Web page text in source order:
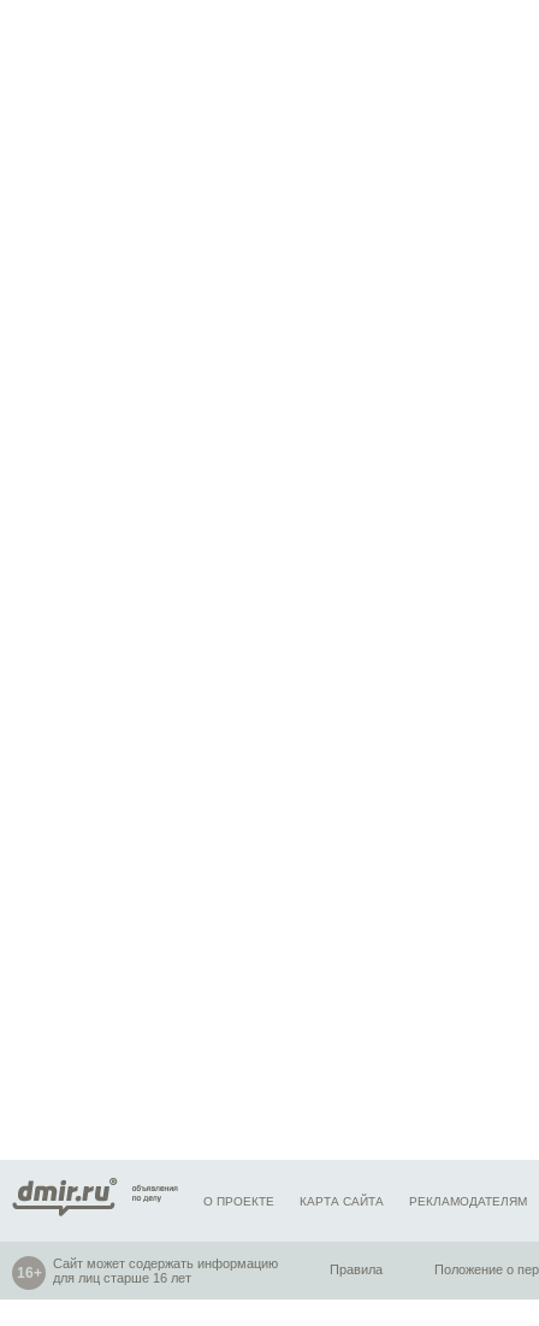
О ПРОЕКТЕ КАРТА САЙТА РЕКЛАМОДАТЕЛЯМ
Сайт может содержать информацию
для лиц старше 16 лет
Правила Положение о